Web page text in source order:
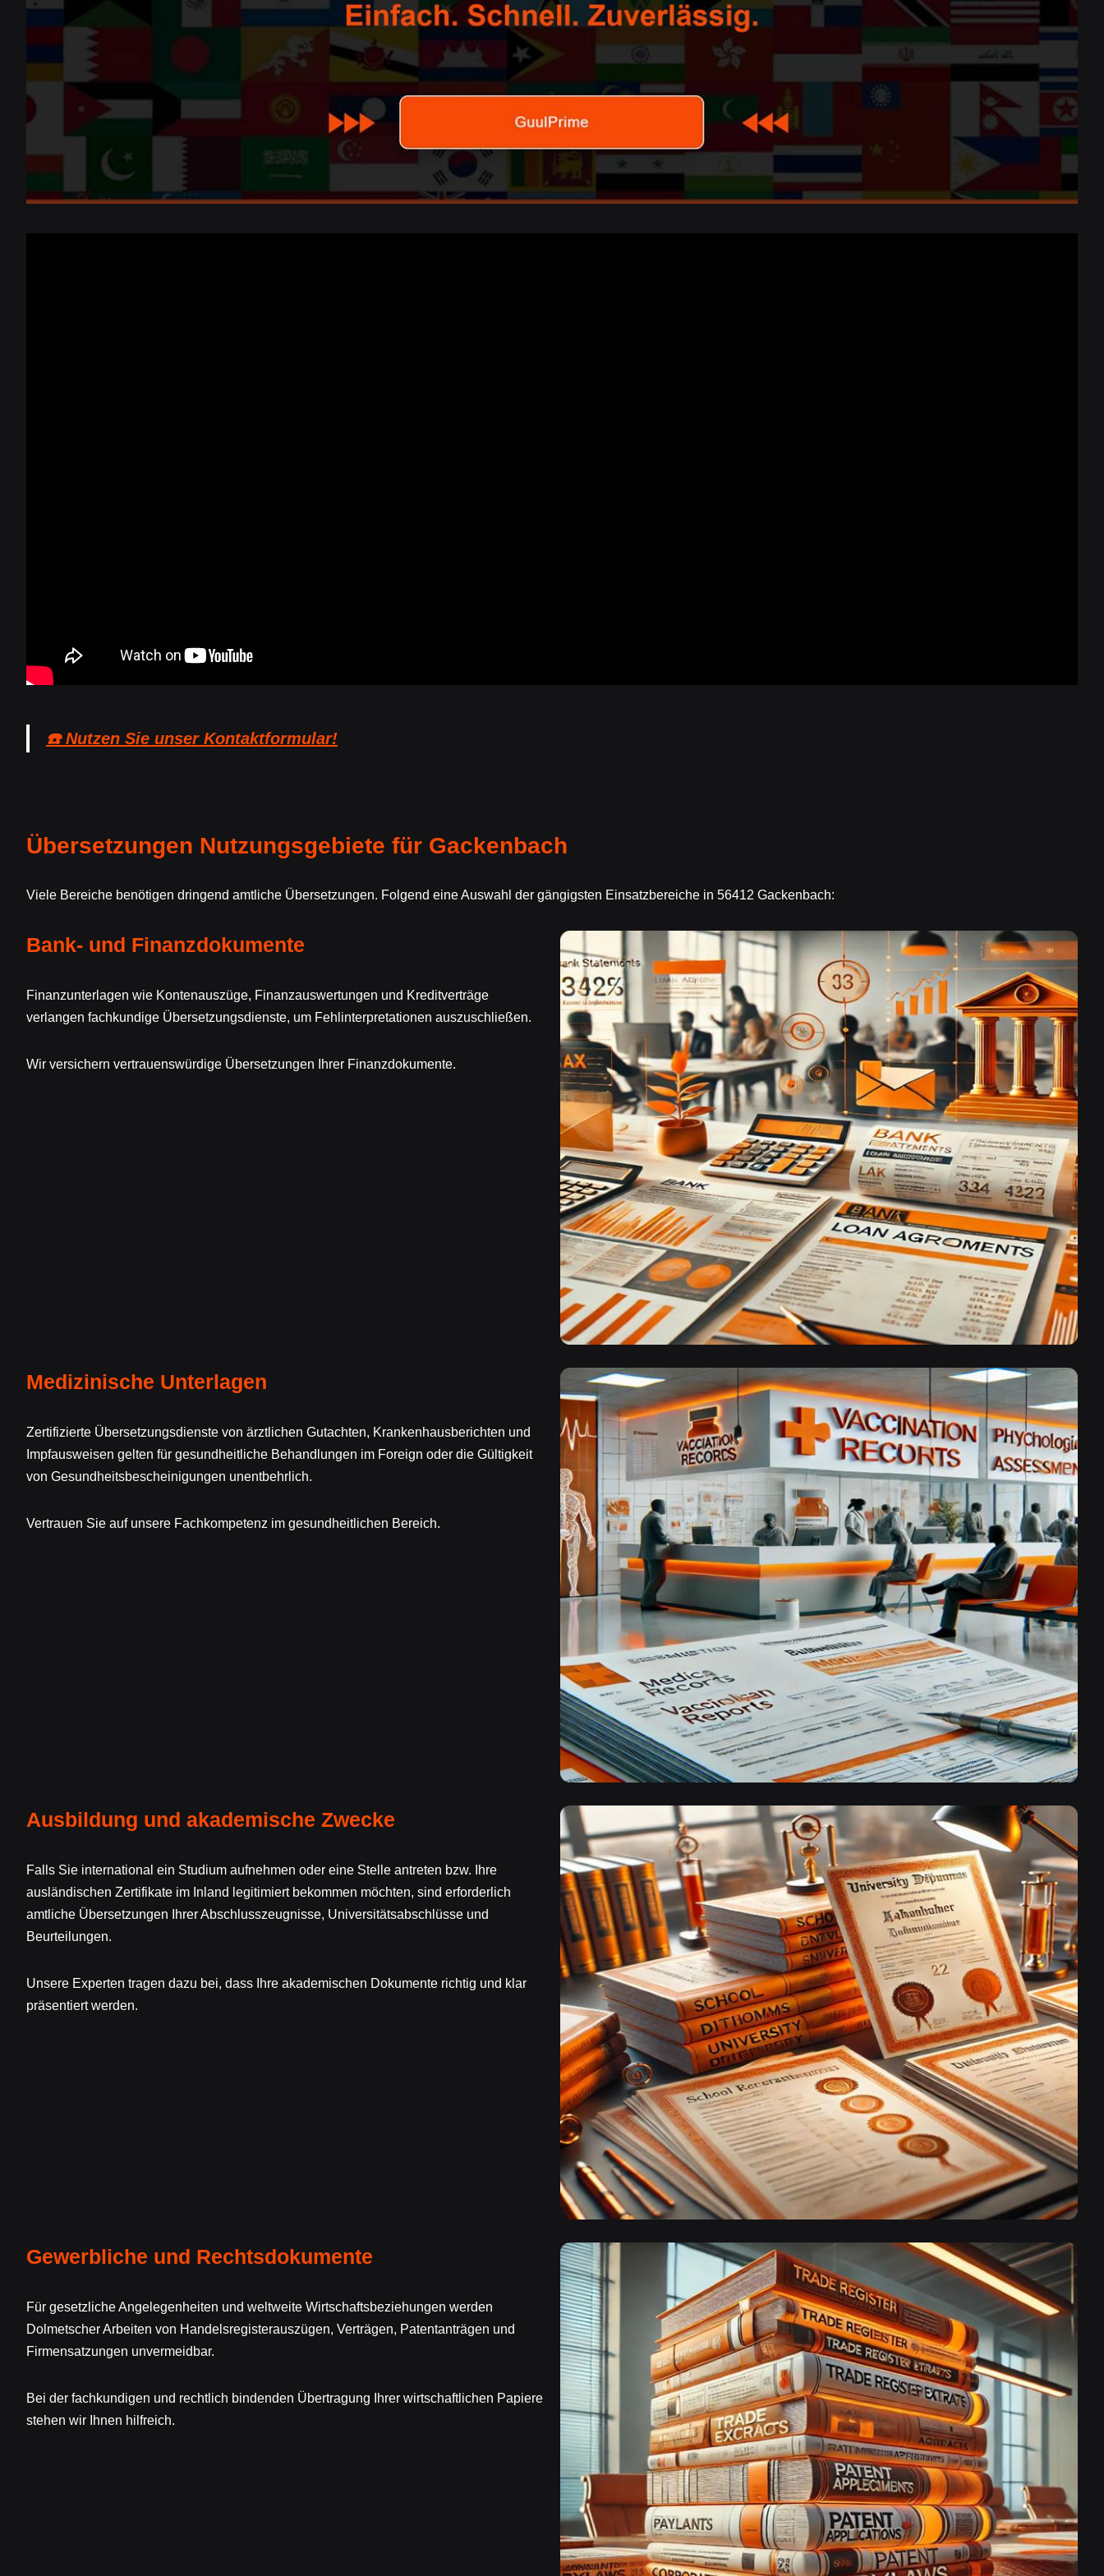
☎️ Nutzen Sie unser Kontaktformular!
Übersetzungen Nutzungsgebiete für Gackenbach
Viele Bereiche benötigen dringend amtliche Übersetzungen. Folgend eine Auswahl der gängigsten Einsatzbereiche in 56412 Gackenbach:
Bank- und Finanzdokumente
Finanzunterlagen wie Kontenauszüge, Finanzauswertungen und Kreditverträge
verlangen fachkundige Übersetzungsdienste, um Fehlinterpretationen auszuschließen.
Wir versichern vertrauenswürdige Übersetzungen Ihrer Finanzdokumente.
Medizinische Unterlagen
Zertifizierte Übersetzungsdienste von ärztlichen Gutachten, Krankenhausberichten und
Impfausweisen gelten für gesundheitliche Behandlungen im Foreign oder die Gültigkeit
von Gesundheitsbescheinigungen unentbehrlich.
Vertrauen Sie auf unsere Fachkompetenz im gesundheitlichen Bereich.
Ausbildung und akademische Zwecke
Falls Sie international ein Studium aufnehmen oder eine Stelle antreten bzw. Ihre
ausländischen Zertifikate im Inland legitimiert bekommen möchten, sind erforderlich
amtliche Übersetzungen Ihrer Abschlusszeugnisse, Universitätsabschlüsse und
Beurteilungen.
Unsere Experten tragen dazu bei, dass Ihre akademischen Dokumente richtig und klar
präsentiert werden.
Gewerbliche und Rechtsdokumente
Für gesetzliche Angelegenheiten und weltweite Wirtschaftsbeziehungen werden
Dolmetscher Arbeiten von Handelsregisterauszügen, Verträgen, Patentanträgen und
Firmensatzungen unvermeidbar.
Bei der fachkundigen und rechtlich bindenden Übertragung Ihrer wirtschaftlichen Papiere
stehen wir Ihnen hilfreich.